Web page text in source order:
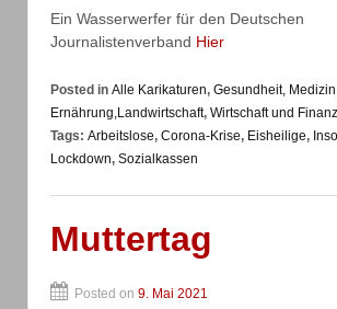
Ein Wasserwerfer für den Deutschen
Journalistenverband Hier
Posted in Alle Karikaturen, Gesundheit, Medizin,
Ernährung,Landwirtschaft, Wirtschaft und
Tags: Arbeitslose, Corona-Krise, Eisheilige,
Lockdown, Sozialkassen
Muttertag
Posted on 9. Mai 2021